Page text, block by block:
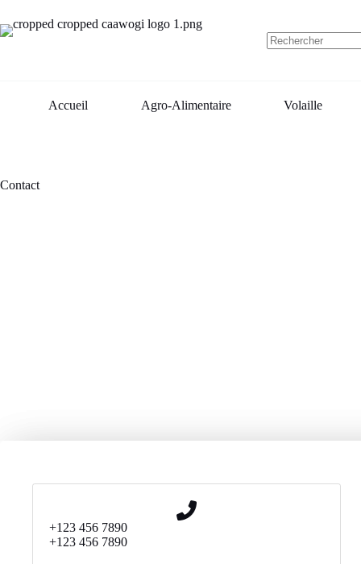
contenu
Accueil Agro-Alimentaire Volaille
Contact
+123 456 7890
+123 456 7890